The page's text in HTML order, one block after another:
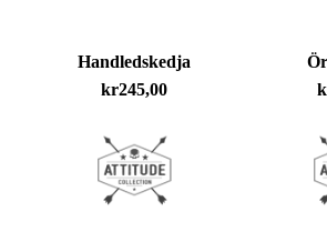
Handledskedja
kr245,00